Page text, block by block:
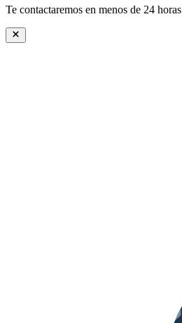
Te contactaremos en menos de 24 horas